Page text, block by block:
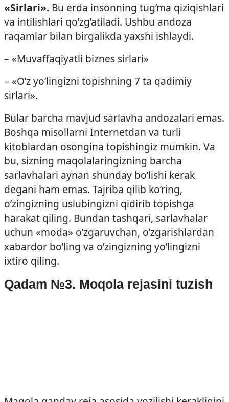
«Sirlari». Bu erda insonning tug’ma qiziqishlari
va intilishlari qo’zg’atiladi. Ushbu andoza
raqamlar bilan birgalikda yaxshi ishlaydi.
– «Muvaffaqiyatli biznes sirlari»
– «O’z yo’lingizni topishning 7 ta qadimiy
sirlari».
Bular barcha mavjud sarlavha andozalari emas.
Boshqa misollarni Internetdan va turli
kitoblardan osongina topishingiz mumkin. Va
bu, sizning maqolalaringizning barcha
sarlavhalari aynan shunday bo’lishi kerak
degani ham emas. Tajriba qilib ko’ring,
o’zingizning uslubingizni qidirib topishga
harakat qiling. Bundan tashqari, sarlavhalar
uchun «moda» o’zgaruvchan, o’zgarishlardan
xabardor bo’ling va o’zingizning yo’lingizni
ixtiro qiling.
Qadam №3. Moqola rejasini tuzish